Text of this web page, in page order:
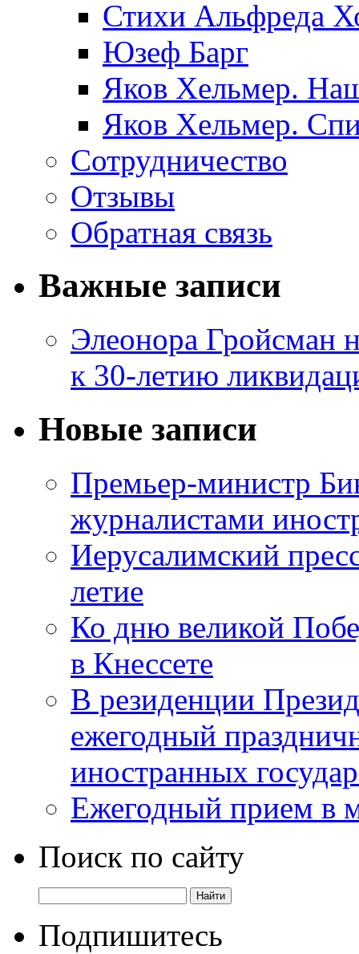
Стихи Альфреда
Юзеф Барг
Яков Хельмер.
Яков Хельмер.
Сотрудничество
Отзывы
Обратная связь
Важные записи
Элеонора Гройсман
к 30-летию
Новые записи
Премьер-министр
журналистами
Иерусалимский
летие
Ко дню великой
в Кнессете
В резиденции
ежегодный
иностранных
Ежегодный прием в
Поиск по сайту
Подпишитесь